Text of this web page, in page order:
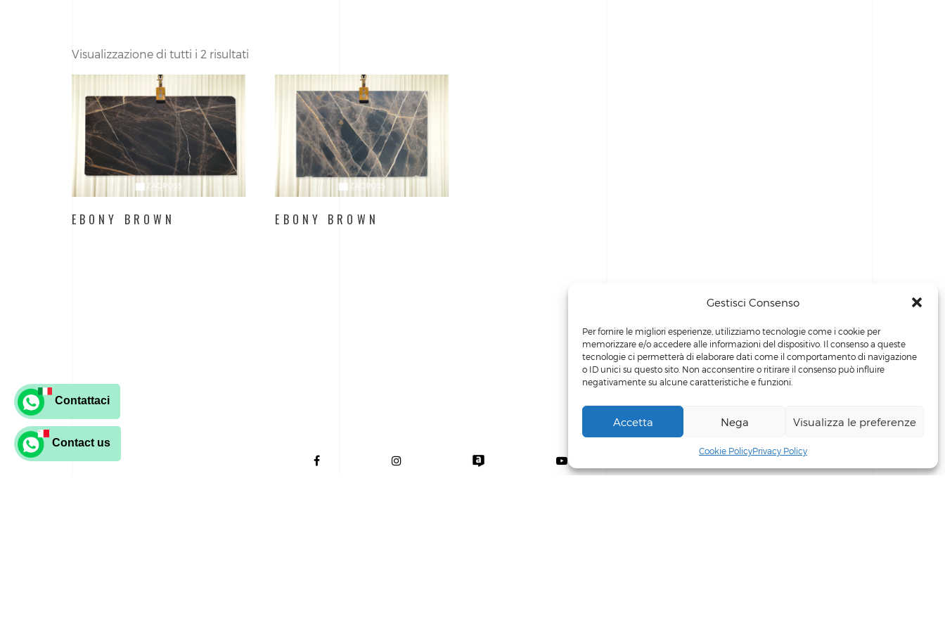
Gestisci Consenso
Per fornire le migliori esperienze, utilizziamo tecnologie come i cookie per
memorizzare e/o accedere alle informazioni del dispositivo. Il consenso a queste
tecnologie ci permetterà di elaborare dati come il comportamento di navigazione
o ID unici su questo sito. Non acconsentire o ritirare il consenso può influire
negativamente su alcune caratteristiche e funzioni.
Accetta Nega Visualizza le preferenze
Cookie PolicyPrivacy Policy
Visualizzazione di tutti i 2 risultati
EBONY BROWN EBONY BROWN
+39 3498219481
Contattaci
Contact us